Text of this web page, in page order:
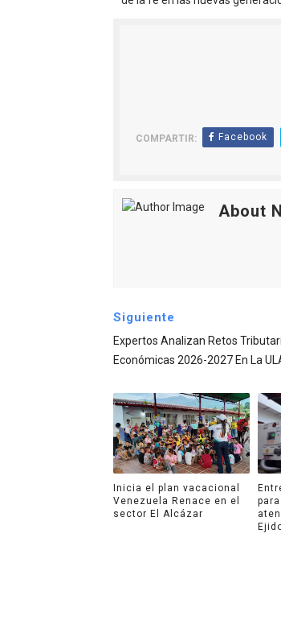
COMPARTIR: Facebook
About
Siguiente
Expertos Analizan Retos
Económicas 2026-2027 En La
Inicia el plan vacacional
Venezuela Renace en el
sector El Alcázar